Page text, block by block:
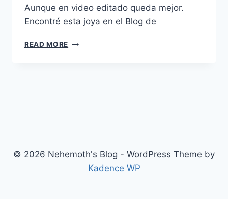
Aunque en video editado queda mejor.
Encontré esta joya en el Blog de
READ MORE GUERRA
© 2026 Nehemoth's Blog - WordPress Theme by
Kadence WP